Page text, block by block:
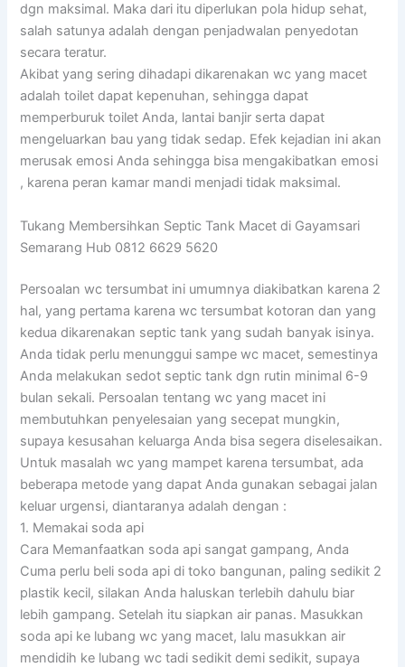
dgn maksimal. Maka dari itu diperlukan pola hidup sehat,
salah satunya adalah dengan penjadwalan penyedotan
secara teratur.
Akibat yang sering dihadapi dikarenakan wc yang macet
adalah toilet dapat kepenuhan, sehingga dapat
memperburuk toilet Anda, lantai banjir serta dapat
mengeluarkan bau yang tidak sedap. Efek kejadian ini akan
merusak emosi Anda sehingga bisa mengakibatkan emosi
, karena peran kamar mandi menjadi tidak maksimal.
Tukang Membersihkan Septic Tank Macet di Gayamsari
Semarang Hub 0812 6629 5620
Persoalan wc tersumbat ini umumnya diakibatkan karena 2
hal, yang pertama karena wc tersumbat kotoran dan yang
kedua dikarenakan septic tank yang sudah banyak isinya.
Anda tidak perlu menunggui sampe wc macet, semestinya
Anda melakukan sedot septic tank dgn rutin minimal 6-9
bulan sekali. Persoalan tentang wc yang macet ini
membutuhkan penyelesaian yang secepat mungkin,
supaya kesusahan keluarga Anda bisa segera diselesaikan.
Untuk masalah wc yang mampet karena tersumbat, ada
beberapa metode yang dapat Anda gunakan sebagai jalan
keluar urgensi, diantaranya adalah dengan :
1. Memakai soda api
Cara Memanfaatkan soda api sangat gampang, Anda
Cuma perlu beli soda api di toko bangunan, paling sedikit 2
plastik kecil, silakan Anda haluskan terlebih dahulu biar
lebih gampang. Setelah itu siapkan air panas. Masukkan
soda api ke lubang wc yang macet, lalu masukkan air
mendidih ke lubang wc tadi sedikit demi sedikit, supaya